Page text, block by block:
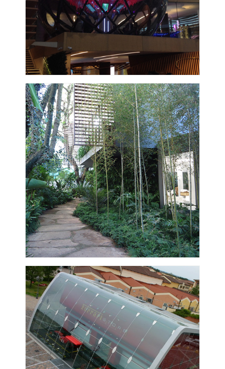
VISUALIZZA
VISUALIZZA
VISUALIZZA